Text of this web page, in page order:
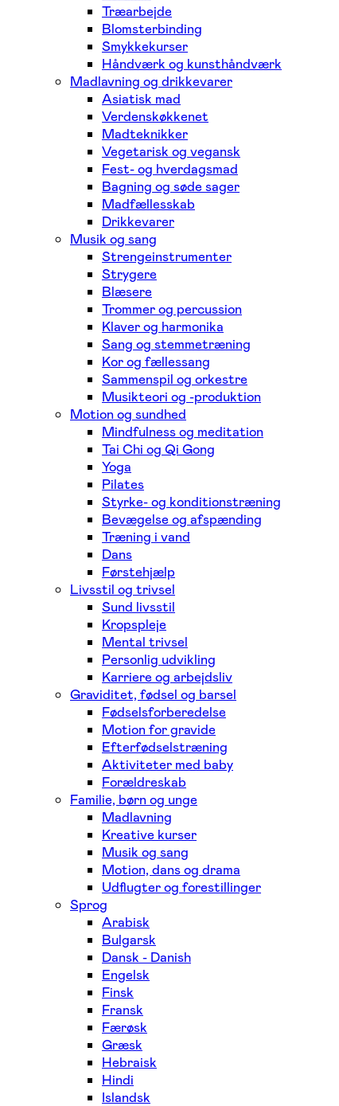
Træarbejde
Blomsterbinding
Smykkekurser
Håndværk og kunsthåndværk
Madlavning og drikkevarer
Asiatisk mad
Verdenskøkkenet
Madteknikker
Vegetarisk og vegansk
Fest- og hverdagsmad
Bagning og søde sager
Madfællesskab
Drikkevarer
Musik og sang
Strengeinstrumenter
Strygere
Blæsere
Trommer og percussion
Klaver og harmonika
Sang og stemmetræning
Kor og fællessang
Sammenspil og orkestre
Musikteori og -produktion
Motion og sundhed
Mindfulness og meditation
Tai Chi og Qi Gong
Yoga
Pilates
Styrke- og konditionstræning
Bevægelse og afspænding
Træning i vand
Dans
Førstehjælp
Livsstil og trivsel
Sund livsstil
Kropspleje
Mental trivsel
Personlig udvikling
Karriere og arbejdsliv
Graviditet, fødsel og barsel
Fødselsforberedelse
Motion for gravide
Efterfødselstræning
Aktiviteter med baby
Forældreskab
Familie, børn og unge
Madlavning
Kreative kurser
Musik og sang
Motion, dans og drama
Udflugter og forestillinger
Sprog
Arabisk
Bulgarsk
Dansk - Danish
Engelsk
Finsk
Fransk
Færøsk
Græsk
Hebraisk
Hindi
Islandsk